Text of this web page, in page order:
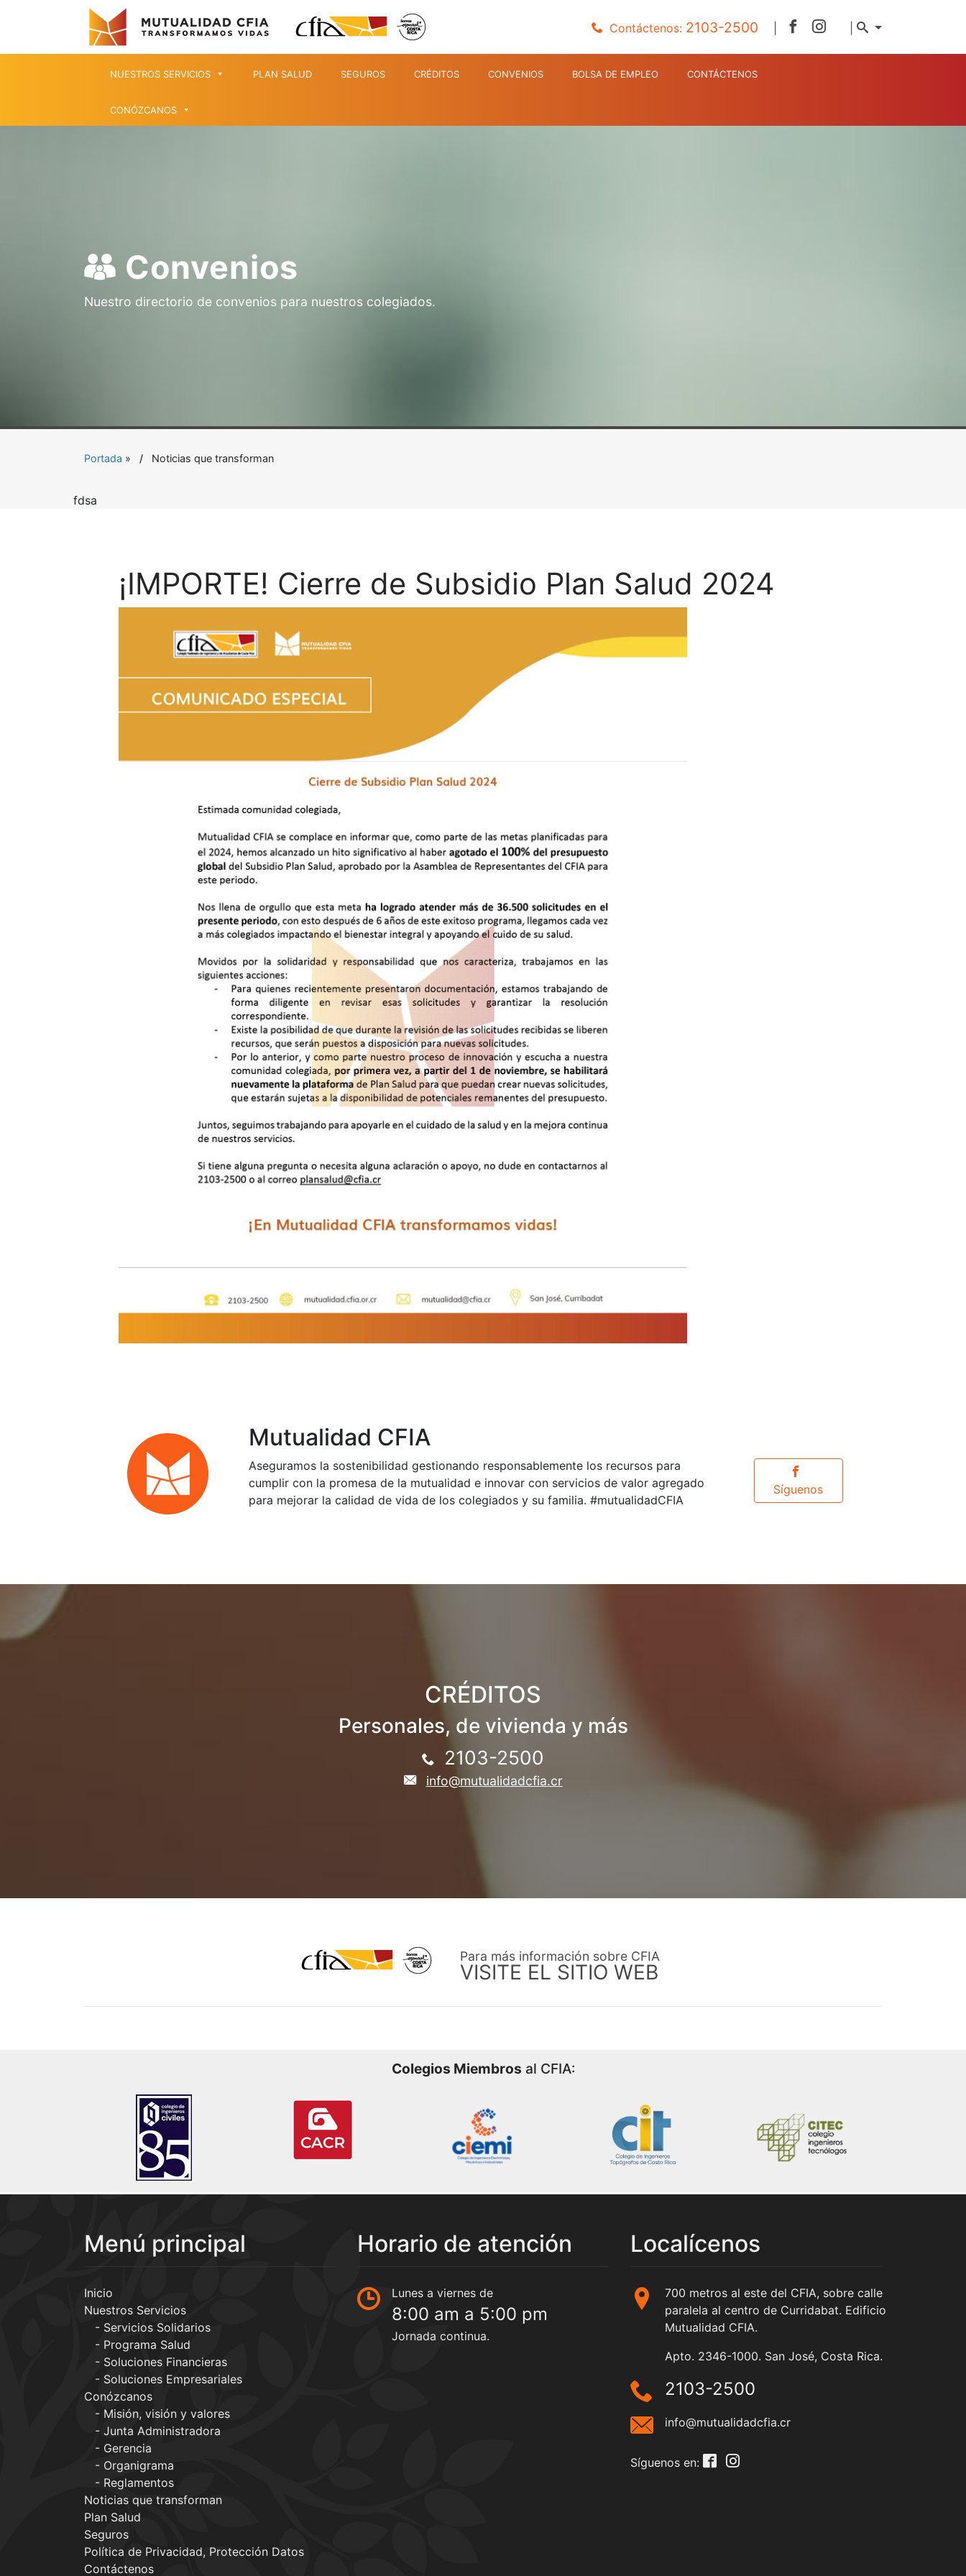
Contáctenos: 2103-2500 |
NUESTROS SERVICIOS PLAN SALUD SEGUROS CRÉDITOS CONVENIOS BOLSA DE EMPLEO CONTÁCTENOS
CONÓZCANOS
Convenios
Nuestro directorio de convenios para nuestros colegiados.
Portada » Noticias que transforman
fdsa
¡IMPORTE! Cierre de Subsidio Plan Salud 2024
Mutualidad CFIA
Aseguramos la sostenibilidad gestionando responsablemente los recursos para
cumplir con la promesa de la mutualidad e innovar con servicios de valor agregado
para mejorar la calidad de vida de los colegiados y su familia. #mutualidadCFIA
Síguenos
CRÉDITOS
Personales, de vivienda y más
2103-2500
info@mutualidadcfia.cr
Para más información sobre CFIA
VISITE EL SITIO WEB
Colegios Miembros al CFIA:
Menú principal
Inicio
Nuestros Servicios
Servicios Solidarios
Programa Salud
Soluciones Financieras
Soluciones Empresariales
Conózcanos
Misión, visión y valores
Junta Administradora
Gerencia
Organigrama
Reglamentos
Noticias que transforman
Plan Salud
Seguros
Política de Privacidad, Protección Datos
Contáctenos
Horario de atención
Lunes a viernes de
8:00 am a 5:00 pm
Jornada continua.
Localícenos
700 metros al este del CFIA, sobre calle
paralela al centro de Curridabat. Edificio
Mutualidad CFIA.
Apto. 2346-1000. San José, Costa Rica.
2103-2500
info@mutualidadcfia.cr
Síguenos en: